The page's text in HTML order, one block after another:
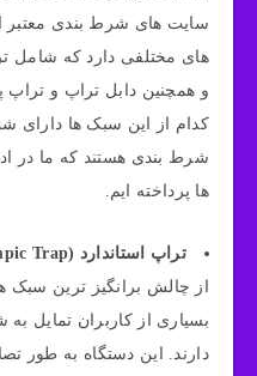
سایت های شرط بندی معتبر
های مختلفی دارد که شامل
و همچنین دابل تراپ و
کدام از این سبک ها دارای
شرط بندی هستند که ما در
ها پرداخته ایم.
تراپ استاندارد (Olympic Trap):
از چالش برانگیز ترین سبک
بسیاری از کاربران تمایل
دارند. این دستگاه به طور